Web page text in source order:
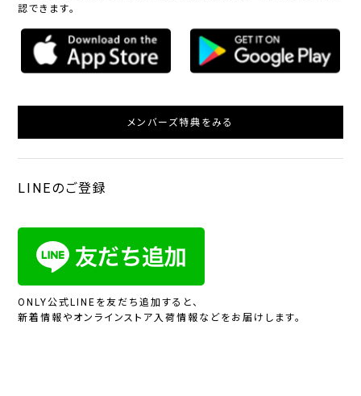
認できます。
メンバーズ特典をみる
LINEのご登録
ONLY公式LINEを友だち追加すると、
新着情報やオンラインストア入荷情報などをお届けします。